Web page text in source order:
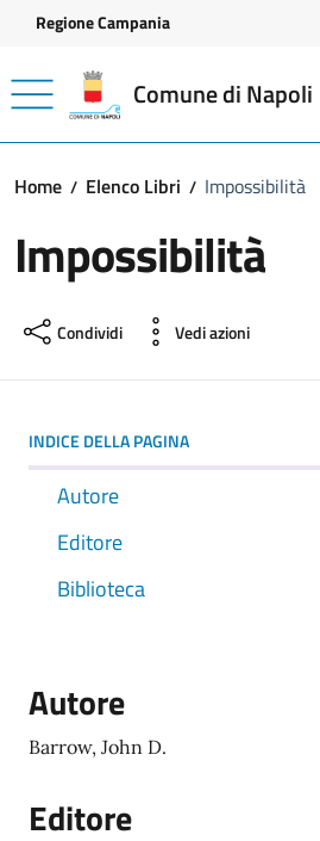
Vai ai contenuti
Vai al footer
Regione Campania
Comune di Napoli
Home Elenco Libri Impossibilità
Impossibilità
Condividi Vedi azioni
INDICE DELLA PAGINA
Autore
Editore
Biblioteca
Autore
Barrow, John D.
Editore